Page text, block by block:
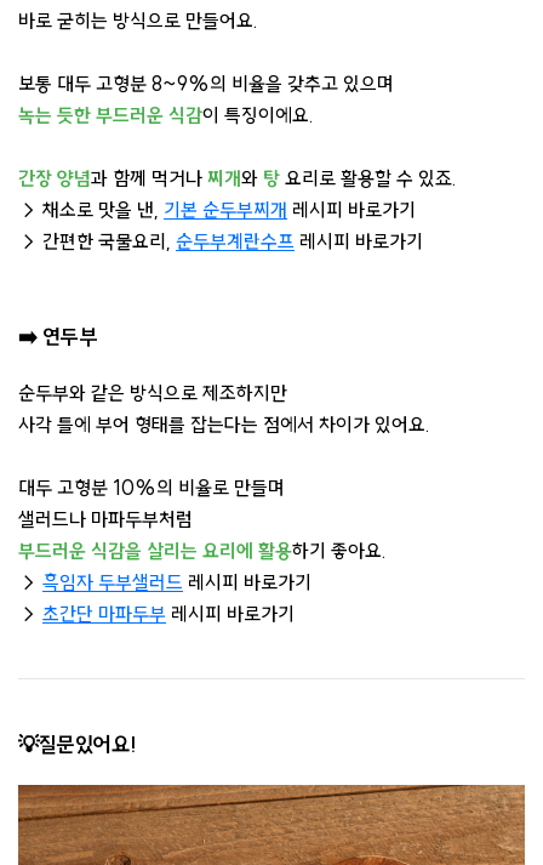
바로 굳히는 방식으로 만들어요.
보통 대두 고형분 8~9%의 비율을 갖추고 있으며
녹는 듯한 부드러운 식감이 특징이에요.
간장 양념과 함께 먹거나 찌개와 탕 요리로 활용할 수 있죠.
→ 채소로 맛을 낸, 기본 순두부찌개 레시피 바로가기
→ 간편한 국물요리, 순두부계란수프 레시피 바로가기
➡️ 연두부
순두부와 같은 방식으로 제조하지만
사각 틀에 부어 형태를 잡는다는 점에서 차이가 있어요.
대두 고형분 10%의 비율로 만들며
샐러드나 마파두부처럼
부드러운 식감을 살리는 요리에 활용하기 좋아요.
→ 흑임자 두부샐러드 레시피 바로가기
→ 초간단 마파두부 레시피 바로가기
💡질문있어요!